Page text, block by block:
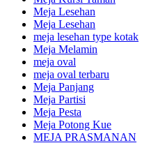
Meja Lesehan
Meja Lesehan
meja lesehan type kotak
Meja Melamin
meja oval
meja oval terbaru
Meja Panjang
Meja Partisi
Meja Pesta
Meja Potong Kue
MEJA PRASMANAN